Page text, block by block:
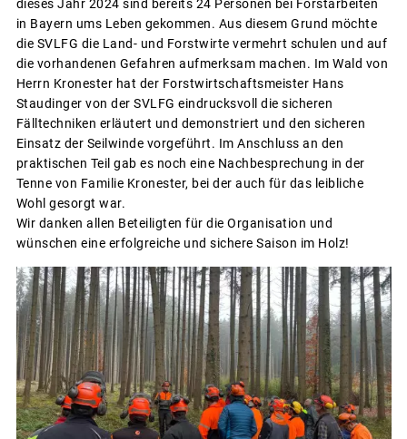
dieses Jahr 2024 sind bereits 24 Personen bei Forstarbeiten
in Bayern ums Leben gekommen. Aus diesem Grund möchte
die SVLFG die Land- und Forstwirte vermehrt schulen und auf
die vorhandenen Gefahren aufmerksam machen. Im Wald von
Herrn Kronester hat der Forstwirtschaftsmeister Hans
Staudinger von der SVLFG eindrucksvoll die sicheren
Fälltechniken erläutert und demonstriert und den sicheren
Einsatz der Seilwinde vorgeführt. Im Anschluss an den
praktischen Teil gab es noch eine Nachbesprechung in der
Tenne von Familie Kronester, bei der auch für das leibliche
Wohl gesorgt war.
Wir danken allen Beteiligten für die Organisation und
wünschen eine erfolgreiche und sichere Saison im Holz!